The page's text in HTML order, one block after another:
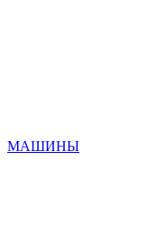
МАШИНЫ